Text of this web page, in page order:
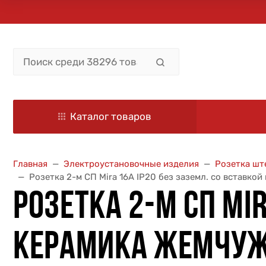
Каталог товаров
Главная Электроустановочные изделия
Розетка
Розетка 2-м СП Mira 16А IP20 без заземл. со
РОЗЕТКА 2-М СП
КЕРАМИКА